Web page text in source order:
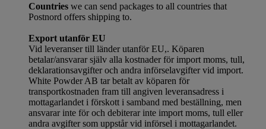
Countries we can send packages to all countries that
Postnord offers shipping to.
Export utanför EU
Vid leveranser till länder utanför EU,. Köparen
betalar/ansvarar själv alla kostnader för import moms, tull,
deklarationsavgifter och andra införselavgifter vid import.
White Powder AB tar betalt av köparen för
transportkostnaden fram till angiven leveransadress i
mottagarlandet i förskott i samband med beställning, men
ansvarar inte för och debiterar inte import moms, tull eller
andra avgifter som uppstår vid införsel i mottagarlandet.